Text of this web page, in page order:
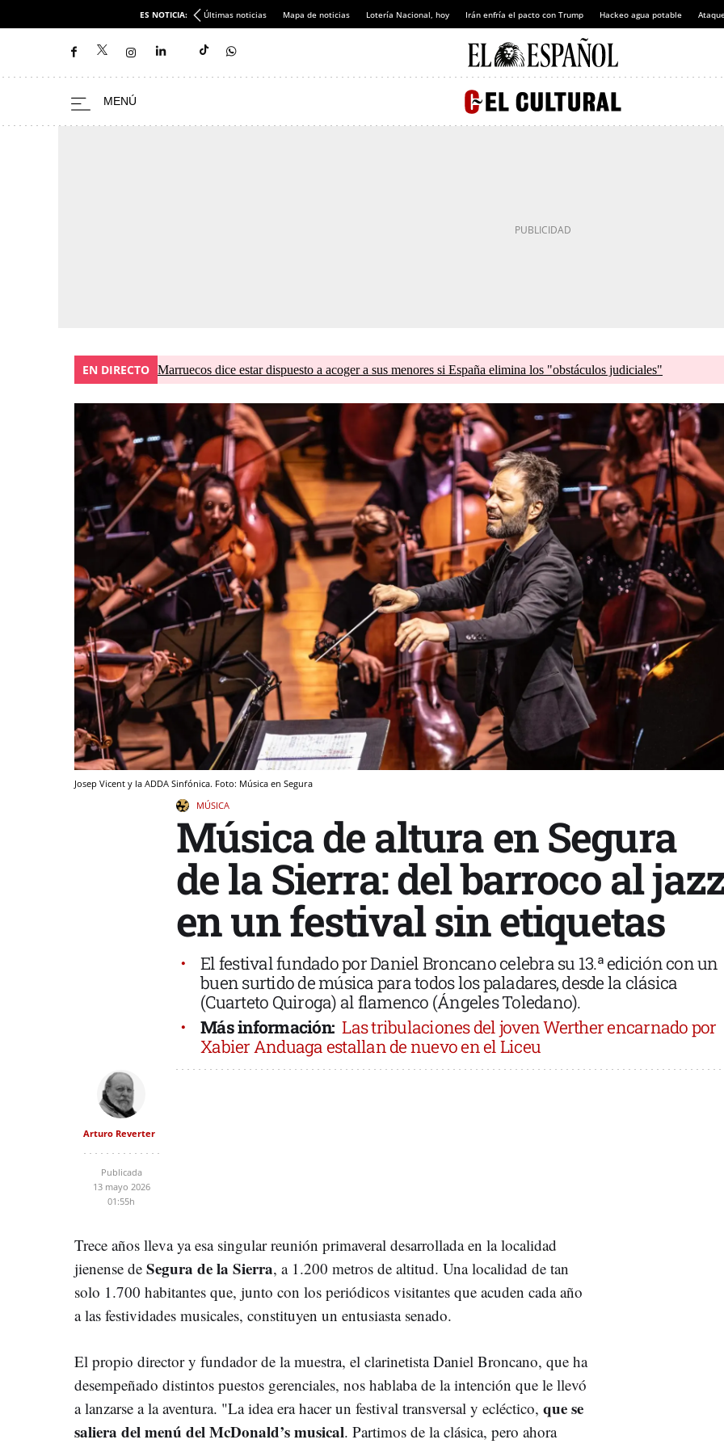
ES NOTICIA: Últimas noticias Mapa de noticias Lotería Nacional, hoy Irán enfría el pacto con Trump Hackeo agua potable
EN DIRECTO Marruecos dice estar dispuesto a acoger a sus menores si España elimina los "obstáculos judiciales"
Josep Vicent y la ADDA Sinfónica. Foto: Música en Segura
MÚSICA
Música de altura en Segura
de la Sierra: del barroco al
en un festival sin etiquetas
El festival fundado por Daniel Broncano celebra su 13.ª edición con un
buen surtido de música para todos los paladares, desde la clásica
(Cuarteto Quiroga) al flamenco (Ángeles Toledano).
Más información: Las tribulaciones del joven Werther encarnado por
Xabier Anduaga estallan de nuevo en el Liceu
Arturo Reverter
Publicada
13 mayo 2026
01:55h
Trece años lleva ya esa singular reunión primaveral desarrollada en la localidad
jienense de Segura de la Sierra, a 1.200 metros de altitud. Una localidad de tan
solo 1.700 habitantes que, junto con los periódicos visitantes que acuden cada año
a las festividades musicales, constituyen un entusiasta senado.
El propio director y fundador de la muestra, el clarinetista Daniel Broncano, que ha
desempeñado distintos puestos gerenciales, nos hablaba de la intención que le llevó
a lanzarse a la aventura. "La idea era hacer un festival transversal y ecléctico, que se
saliera del menú del McDonald’s musical. Partimos de la clásica, pero ahora